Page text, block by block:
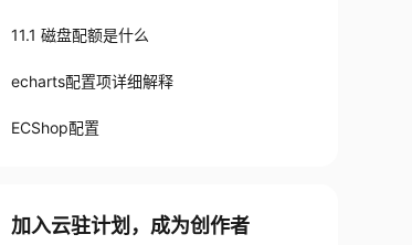
11.1 磁盘配额是什么
echarts配置项详细解释
ECShop配置
加入云驻计划，成为创作者